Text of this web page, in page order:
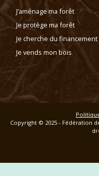
J’aménage ma forêt
Je protège ma forêt
Je cherche du financement
Je vends mon bois
Copyright © 2025 - Fédération